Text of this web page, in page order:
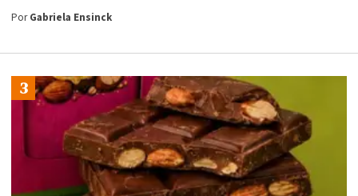
PorGabriela Ensinck